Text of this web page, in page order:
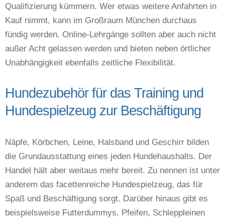
Qualifizierung kümmern. Wer etwas weitere Anfahrten in
Kauf nimmt, kann im Großraum München durchaus
fündig werden. Online-Lehrgänge sollten aber auch nicht
außer Acht gelassen werden und bieten neben örtlicher
Unabhängigkeit ebenfalls zeitliche Flexibilität.
Hundezubehör für das Training und
Hundespielzeug zur Beschäftigung
Näpfe, Körbchen, Leine, Halsband und Geschirr bilden
die Grundausstattung eines jeden Hundehaushalts. Der
Handel hält aber weitaus mehr bereit. Zu nennen ist unter
anderem das facettenreiche Hundespielzeug, das für
Spaß und Beschäftigung sorgt. Darüber hinaus gibt es
beispielsweise Futterdummys, Pfeifen, Schleppleinen